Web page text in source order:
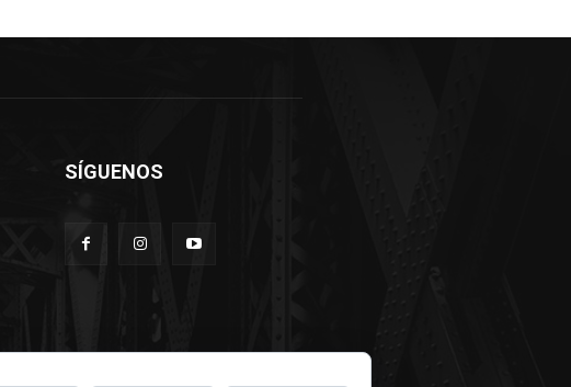
SÍGUENOS